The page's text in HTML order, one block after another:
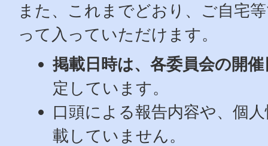
また、これまでどおり、ご自宅
って入っていただけます。
掲載日時は、各委員会の開
定しています。
口頭による報告内容や、個
載していません。